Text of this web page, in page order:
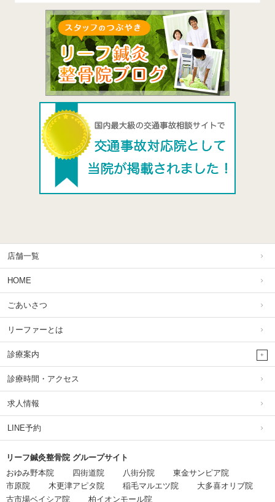
店舗一覧
HOME
ごあいさつ
リーファーとは
診療案内
診療時間・アクセス
求人情報
LINE予約
リーフ鍼灸整骨院 グループサイト
おゆみ野本院
四街道院 八街分院
東金サンピア院
市原院
木更津アピタ院 稲毛マルエツ院
大多喜オリブ院
古市場ベイシア院
柏イオンモール院